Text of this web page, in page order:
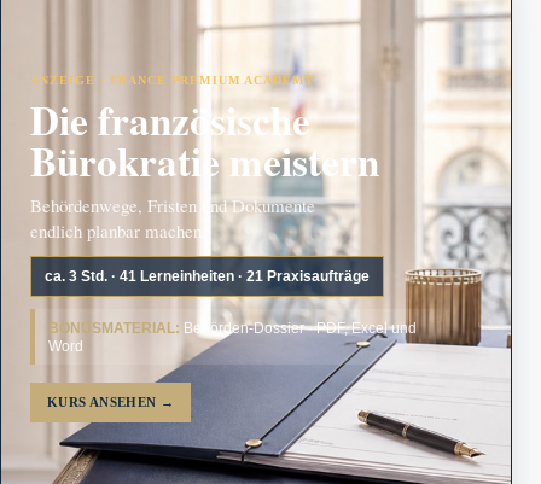
ANZEIGE · FRANCE PREMIUM ACADEMY
Die französische
Bürokratie meistern
Behördenwege, Fristen und Dokumente
endlich planbar machen.
ca. 3 Std. · 41 Lerneinheiten · 21 Praxisaufträge
BONUSMATERIAL: Behörden-Dossier · PDF, Excel und
Word
KURS ANSEHEN →